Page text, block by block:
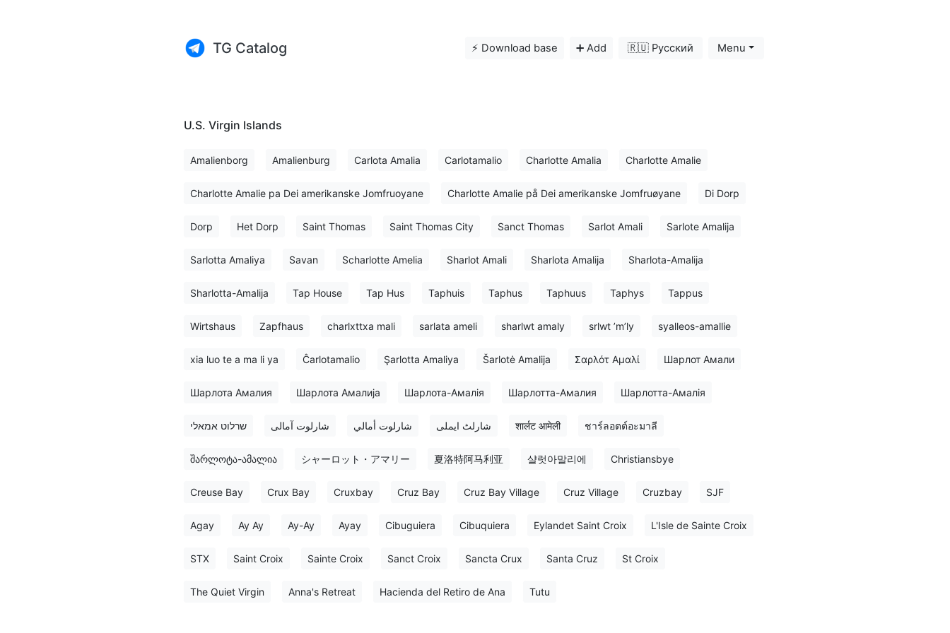
TG Catalog ⚡️ Download base ➕ Add 🇷🇺 Русский Menu
U.S. Virgin Islands
Amalienborg Amalienburg Carlota Amalia Carlotamalio Charlotte Amalia Charlotte Amalie
Charlotte Amalie pa Dei amerikanske Jomfruoyane Charlotte Amalie på Dei amerikanske Jomfruøyane Di Dorp
Dorp Het Dorp Saint Thomas Saint Thomas City Sanct Thomas Sarlot Amali Sarlote Amalija
Sarlotta Amaliya Savan Scharlotte Amelia Sharlot Amali Sharlota Amalija Sharlota-Amalija
Sharlotta-Amalija Tap House Tap Hus Taphuis Taphus Taphuus Taphys Tappus
Wirtshaus Zapfhaus charlxttxa mali sarlata ameli sharlwt amaly srlwt ʼmʼly syalleos-amallie
xia luo te a ma li ya Ĉarlotamalio Şarlotta Amaliya Šarlotė Amalija Σαρλότ Αμαλί Шарлот Амали
Шарлота Амалия Шарлота Амалија Шарлота-Амалія Шарлотта-Амалия Шарлотта-Амалія
שרלוט אמאלי شارلوت آمالی شارلوت أمالي شارلٹ ایملی शार्लट आमेली ชาร์ลอตต์อะมาลี
შარლოტა-ამალია シャーロット・アマリー 夏洛特阿马利亚 샬럿아말리에 Christiansbye
Creuse Bay Crux Bay Cruxbay Cruz Bay Cruz Bay Village Cruz Village Cruzbay SJF
Agay Ay Ay Ay-Ay Ayay Cibuguiera Cibuquiera Eylandet Saint Croix L'Isle de Sainte Croix
STX Saint Croix Sainte Croix Sanct Croix Sancta Crux Santa Cruz St Croix
The Quiet Virgin Anna's Retreat Hacienda del Retiro de Ana Tutu